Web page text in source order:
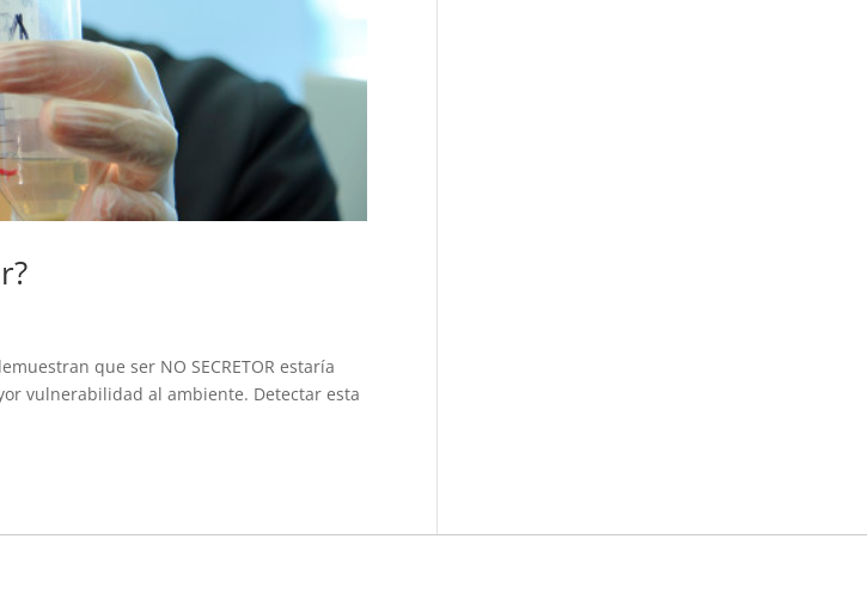
que ser NO SECRETOR estaría
vulnerabilidad al ambiente. Detectar esta